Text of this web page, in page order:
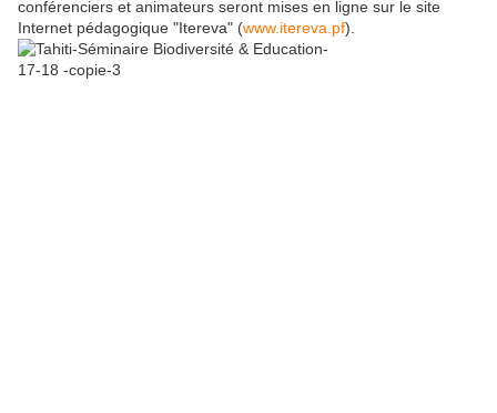
conférenciers et animateurs seront mises en ligne sur le site
Internet pédagogique "Itereva" (www.itereva.pf).